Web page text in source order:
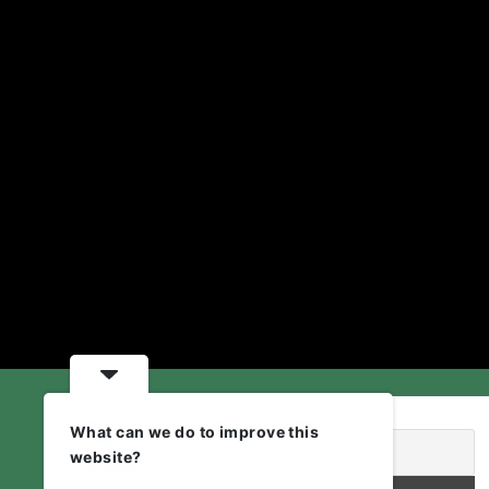
What can we do to improve this
website?